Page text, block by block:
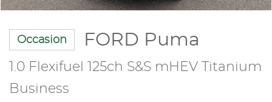
Occasion FORD Puma
1.0 Flexifuel 125ch S&S mHEV Titanium
Business